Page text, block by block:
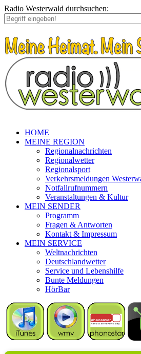
Radio Westerwald durchsuchen:
HOME
MEINE REGION
Regionalnachrichten
Regionalwetter
Regionalsport
Verkehrsmeldungen
Notfallrufnummern
Veranstaltungen & Kultur
MEIN SENDER
Programm
Fragen & Antworten
Kontakt & Impressum
MEIN SERVICE
Weltnachrichten
Deutschlandwetter
Service und Lebenshilfe
Bunte Meldungen
HörBar